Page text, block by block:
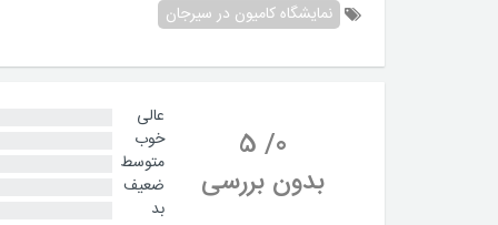
نمایشگاه کامیون در سیرجان
0
/
5
بدون بررسی
عالی
خوب
متوسط
ضعیف
بد